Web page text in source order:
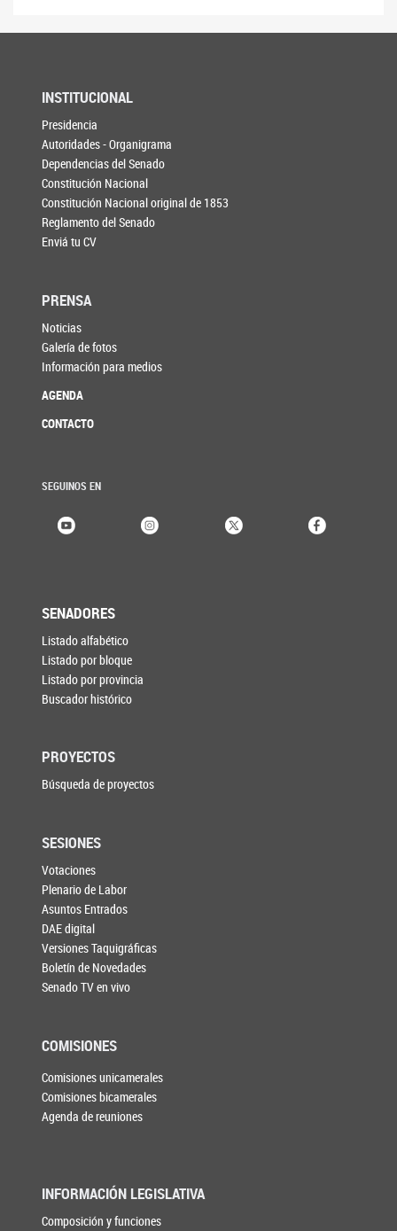
INSTITUCIONAL
Presidencia
Autoridades - Organigrama
Dependencias del Senado
Constitución Nacional
Constitución Nacional original de 1853
Reglamento del Senado
Enviá tu CV
PRENSA
Noticias
Galería de fotos
Información para medios
AGENDA
CONTACTO
SEGUINOS EN
SENADORES
Listado alfabético
Listado por bloque
Listado por provincia
Buscador histórico
PROYECTOS
Búsqueda de proyectos
SESIONES
Votaciones
Plenario de Labor
Asuntos Entrados
DAE digital
Versiones Taquigráficas
Boletín de Novedades
Senado TV en vivo
COMISIONES
Comisiones unicamerales
Comisiones bicamerales
Agenda de reuniones
INFORMACIÓN LEGISLATIVA
Composición y funciones